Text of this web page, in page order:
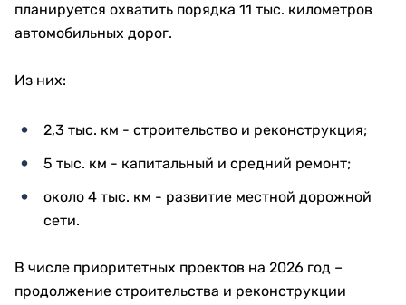
планируется охватить порядка 11 тыс. километров
автомобильных дорог.
Из них:
2,3 тыс. км - строительство и реконструкция;
5 тыс. км - капитальный и средний ремонт;
около 4 тыс. км - развитие местной дорожной
сети.
В числе приоритетных проектов на 2026 год –
продолжение строительства и реконструкции